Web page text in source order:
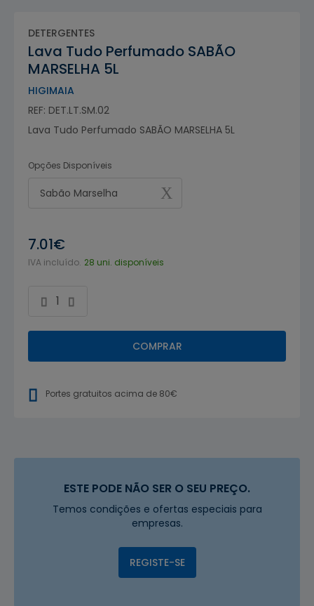
DETERGENTES
Lava Tudo Perfumado SABÃO
MARSELHA 5L
HIGIMAIA
REF: DET.LT.SM.02
Lava Tudo Perfumado SABÃO MARSELHA 5L
Opções Disponíveis
Sabão Marselha
7.01€
IVA incluído. 28 uni. disponíveis
COMPRAR
Portes gratuitos acima de 80€
ESTE PODE NÃO SER O SEU PREÇO.
Temos condições e ofertas especiais para
empresas.
REGISTE-SE